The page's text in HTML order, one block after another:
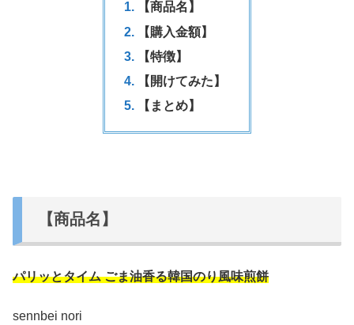
【商品名】
【購入金額】
【特徴】
【開けてみた】
【まとめ】
【商品名】
パリッとタイムごま油香る韓国のり風味煎餅
sennbei nori